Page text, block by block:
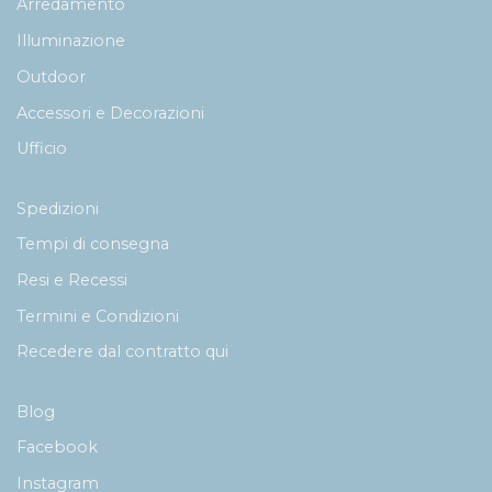
Arredamento
Illuminazione
Outdoor
Accessori e Decorazioni
Ufficio
Spedizioni
Tempi di consegna
Resi e Recessi
Termini e Condizioni
Recedere dal contratto qui
Blog
Facebook
Instagram